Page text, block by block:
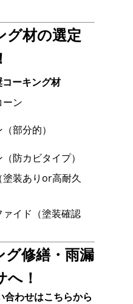
グ材の選定
コーキング材
ーン
部分的）
防カビタイプ）
塗装ありor高耐久
イド（塗装確認
修繕・雨漏
！
わせはこちらから